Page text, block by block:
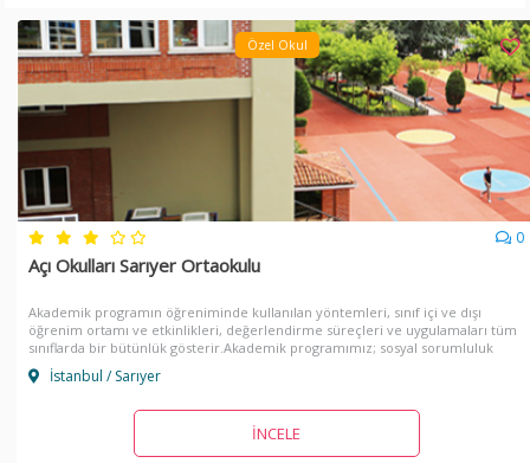
Özel Okul
0
Açı Okulları Sarıyer Ortaokulu
Akademik programın öğreniminde kullanılan yöntemleri, sınıf içi ve dışı
öğrenim ortamı ve etkinlikleri, değerlendirme süreçleri ve uygulamaları tüm
sınıflarda bir bütünlük gösterir.Akademik programımız; sosyal sorumluluk
projeleri, öğrenci birliği, s
İstanbul / Sarıyer
İNCELE